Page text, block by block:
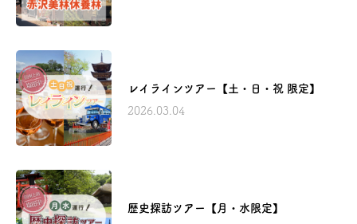
レイラインツアー【土・日・祝 限定】
2026.03.04
歴史探訪ツアー【月・水限定】